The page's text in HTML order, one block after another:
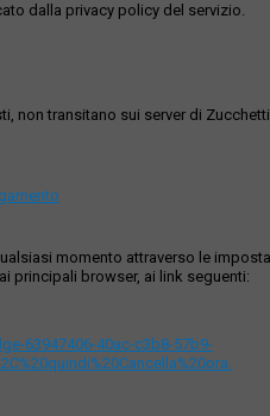
dalla privacy policy del servizio.
transitano sui server di
momento attraverso le
principali browser, ai link seguenti:
63947406-40ac-c3b8-57b9-